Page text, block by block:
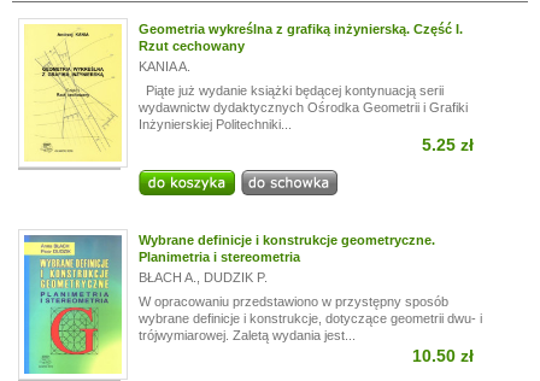
Geometria wykreślna z grafiką inżynierską. Część I.
Rzut cechowany
KANIA A.
Piąte już wydanie książki będącej kontynuacją serii
wydawnictw dydaktycznych Ośrodka Geometrii i Grafiki
Inżynierskiej Politechniki...
5.25 zł
Wybrane definicje i konstrukcje geometryczne.
Planimetria i stereometria
BŁACH A.
DUDZIK P.
W opracowaniu przedstawiono w przystępny sposób
wybrane definicje i konstrukcje, dotyczące geometrii dwu- i
trójwymiarowej. Zaletą wydania jest...
10.50 zł